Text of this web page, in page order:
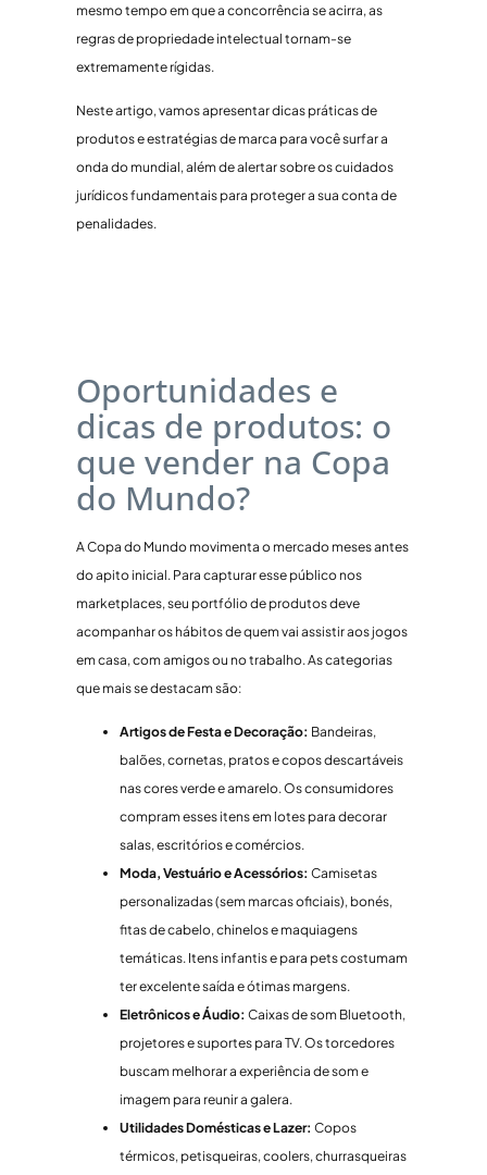
mesmo tempo em que a concorrência se acirra, as
regras de propriedade intelectual tornam-se
extremamente rígidas.
Neste artigo, vamos apresentar dicas práticas de
produtos e estratégias de marca para você surfar a
onda do mundial, além de alertar sobre os cuidados
jurídicos fundamentais para proteger a sua conta de
penalidades.
Oportunidades e
dicas de produtos: o
que vender na Copa
do Mundo?
A Copa do Mundo movimenta o mercado meses antes
do apito inicial. Para capturar esse público nos
marketplaces, seu portfólio de produtos deve
acompanhar os hábitos de quem vai assistir aos jogos
em casa, com amigos ou no trabalho. As categorias
que mais se destacam são:
Artigos de Festa e Decoração: Bandeiras,
balões, cornetas, pratos e copos descartáveis
nas cores verde e amarelo. Os consumidores
compram esses itens em lotes para decorar
salas, escritórios e comércios.
Moda, Vestuário e Acessórios: Camisetas
personalizadas (sem marcas oficiais), bonés,
fitas de cabelo, chinelos e maquiagens
temáticas. Itens infantis e para pets costumam
ter excelente saída e ótimas margens.
Eletrônicos e Áudio: Caixas de som Bluetooth,
projetores e suportes para TV. Os torcedores
buscam melhorar a experiência de som e
imagem para reunir a galera.
Utilidades Domésticas e Lazer: Copos
térmicos, petisqueiras, coolers, churrasqueiras